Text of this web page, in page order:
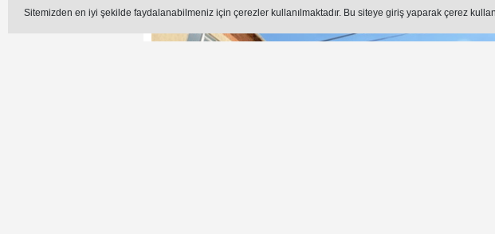
Sitemizden en iyi şekilde faydalanabilmeniz için çerezler kullanılmaktadır. Bu siteye giriş yaparak çerez